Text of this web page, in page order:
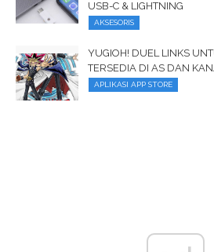
USB-C & LIGHTNING
AKSESORIS
YUGIOH! DUEL LINKS
TERSEDIA DI AS DAN
APLIKASI APP STORE